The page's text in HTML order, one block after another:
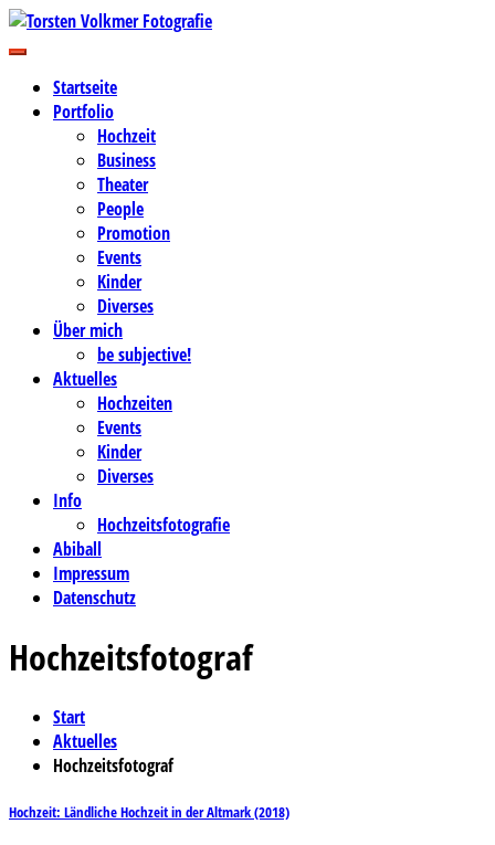
Zum
Inhalt
Torsten Volkmer Fotografie
Business-, Portrait- und Hochzeitsfotografie
Startseite
Portfolio
Hochzeit
Business
Theater
People
Promotion
Events
Kinder
Diverses
Über mich
be subjective!
Aktuelles
Hochzeiten
Events
Kinder
Diverses
Info
Hochzeitsfotografie
Abiball
Impressum
Datenschutz
Hochzeitsfotograf
Start
Aktuelles
Hochzeitsfotograf
Hochzeit: Ländliche Hochzeit in der Altmark (2018)